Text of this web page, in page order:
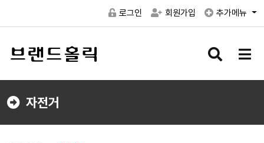
로그인 회원가입 추가메뉴
검
버
메
버
자전거